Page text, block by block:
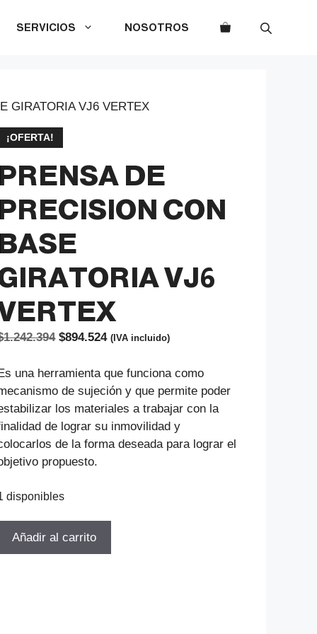
SERVICIOS NOSOTROS
GIRATORIA VJ6 VERTEX
¡OFERTA!
PRENSA DE
PRECISION CON
BASE
VJ6
1.242.394 El
original
era:
$1.242.394.
$894.524El
actual
es:
$894.524.
(IVA incluido)
una herramienta que funciona como
de sujeción y que permite poder
los materiales a trabajar con la
de lograr su inmovilidad y
de la forma deseada para lograr el
propuesto.
disponibles
Añadir al carrito